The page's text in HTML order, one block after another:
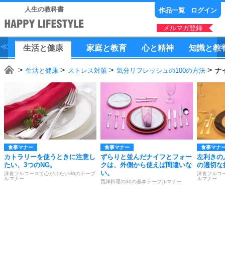
人生の教科書 作品一覧 ログイン
メルマガ登録
生活と健康 家庭と教育 心と精神 知識と教
生活と健康 ストレス対策 気分リフレッシュの100の方法 ナ
食事マナー
カトラリーを使うときに注意し
たい、3つのNG。
洋食フルコースで心がけたい30のテーブ
ルマナー
食事マナー
ずらりと並んだナイフとフォー
クは、外側から使えば間違いな
い。
西洋料理の30の基本テーブルマナー
食事マナ
左利きの
の適切な
洋食フルコ
ルマナー